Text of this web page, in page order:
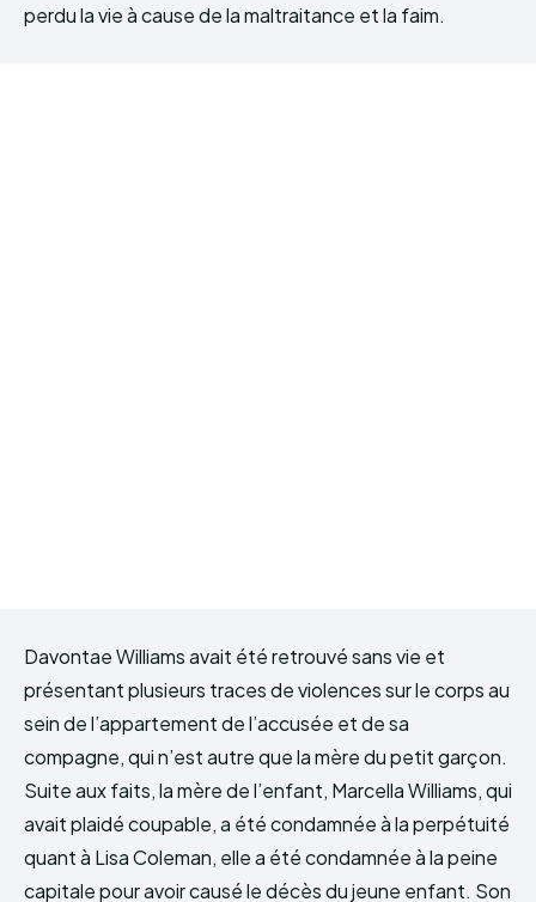
perdu la vie à cause de la maltraitance et la faim.
Davontae Williams avait été retrouvé sans vie et
présentant plusieurs traces de violences sur le corps au
sein de l’appartement de l’accusée et de sa
compagne, qui n’est autre que la mère du petit garçon.
Suite aux faits, la mère de l’enfant, Marcella Williams, qui
avait plaidé coupable, a été condamnée à la perpétuité
quant à Lisa Coleman, elle a été condamnée à la peine
capitale pour avoir causé le décès du jeune enfant. Son